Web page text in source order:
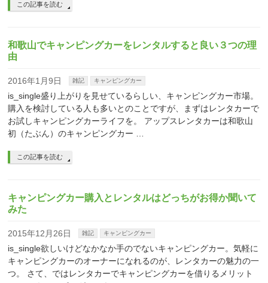
この記事を読む
和歌山でキャンピングカーをレンタルすると良い３つの理
由
2016年1月9日 雑記 キャンピングカー
is_single盛り上がりを見せているらしい、キャンピングカー市場。
購入を検討している人も多いとのことですが、まずはレンタカーで
お試しキャンピングカーライフを。 アップスレンタカーは和歌山
初（たぶん）のキャンピングカー …
この記事を読む
キャンピングカー購入とレンタルはどっちがお得か聞いて
みた
2015年12月26日 雑記 キャンピングカー
is_single欲しいけどなかなか手のでないキャンピングカー。気軽に
キャンピングカーのオーナーになれるのが、レンタカーの魅力の一
つ。 さて、ではレンタカーでキャンピングカーを借りるメリット